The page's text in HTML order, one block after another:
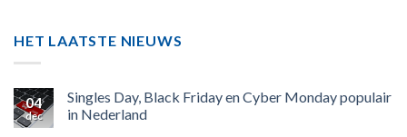
HET LAATSTE NIEUWS
04
dec
Singles Day, Black Friday en Cyber Monday populair
in Nederland